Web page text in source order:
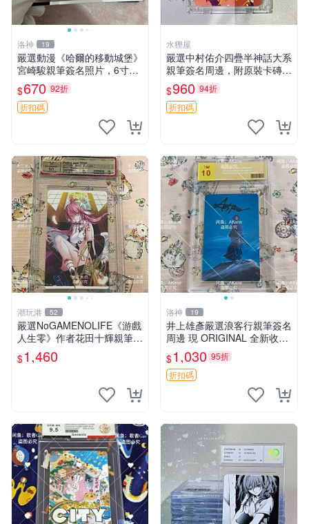
洛神 19
嚴選動漫《哈爾的移動城堡》
宮崎駿親筆簽名照片，6寸含
框珍藏版 哈爾的移動城堡 簽
名照 公仔周邊
$670 92折
折扣碼
水狸屋
嚴選中村佑介四疊半神話大系
親筆簽名周邊，附原裝卡磚
亞克力照片 3寸大小 簽名照
收藏級 周邊商品
$960 94折
折扣碼
潮玩港 52
嚴選NoGAMENOLIFE《游戲
人生零》作者花田十輝親筆簽
名照片，3英寸真品收藏。簽
名經典角色周邊推薦收藏。
$1,460
洛神 19
井上雄彥嚴選浪客行親筆簽名
周邊 現 ORIGINAL 全新收藏
相框附卡磚 尺寸適中 浪客行
筆 記念照
$1,030 95折
折扣碼